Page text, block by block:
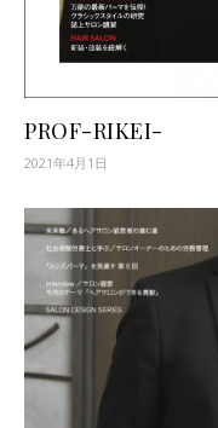
PROF-RIKEI-
2021年4月1日